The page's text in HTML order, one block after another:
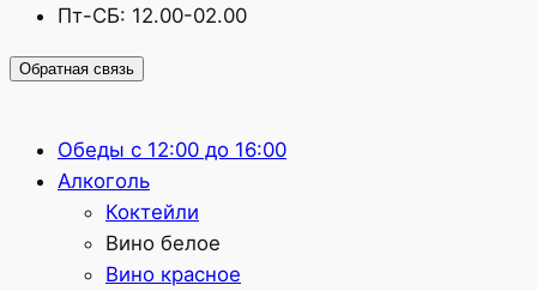
Пт-СБ: 12.00-02.00
Обратная связь
Обеды с 12:00 до 16:00
Алкоголь
Коктейли
Вино белое
Вино красное